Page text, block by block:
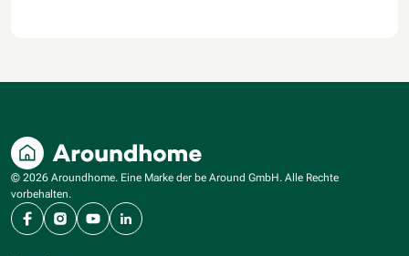
© 2026 Aroundhome. Eine Marke der be Around GmbH. Alle Rechte
vorbehalten.
FacebookInstagram
YouTubeLinkedIn